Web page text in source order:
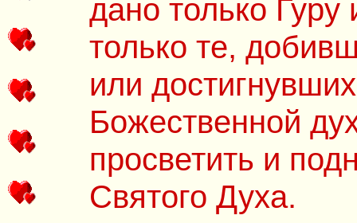
дано только Гуру
только те,
или
Божественной
просветить и
Святого Духа.